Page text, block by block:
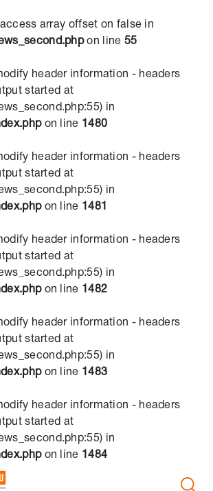
array offset on false in
on line 55
header information - headers
started at
in
on line 1480
header information - headers
started at
in
on line 1481
header information - headers
started at
in
on line 1482
header information - headers
started at
in
on line 1483
header information - headers
started at
in
on line 1484